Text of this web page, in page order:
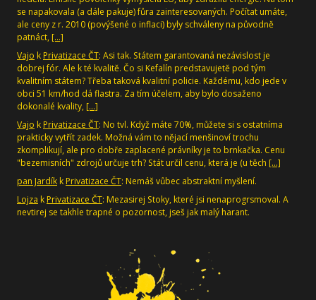
se napakovala (a dále pakuje) fůra zainteresovaných. Počítat umáte,
ale ceny z r. 2010 (povýšené o inflaci) byly schváleny na původně
patnáct, […]
Vajo k Privatizace ČT: Asi tak. Státem garantovaná nezávislost je
dobrej fór. Ale k té kvalitě. Čo si Kefalín predstavujetě pod tým
kvalitním státem? Třeba taková kvalitní policie. Každému, kdo jede v
obci 51 km/hod dá flastra. Za tím účelem, aby bylo dosaženo
dokonalé kvality, […]
Vajo k Privatizace ČT: No tvl. Když máte 70%, můžete si s ostatníma
prakticky vytřít zadek. Možná vám to nějací menšinoví trochu
zkomplikují, ale pro dobře zaplacené právníky je to brnkačka. Cenu
"bezemisních" zdrojů určuje trh? Stát určil cenu, která je (u těch […]
pan Jardík k Privatizace ČT: Nemáš vůbec abstraktní myšlení.
Lojza k Privatizace ČT: Mezasirej Stoky, které jsi nenaprogrsmoval. A
nevtirej se takhle trapné o pozornost, jseš jak malý harant.